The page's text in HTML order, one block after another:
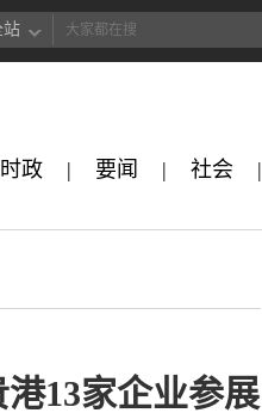
站
时政 | 要闻 | 社会 |
13家企业参展